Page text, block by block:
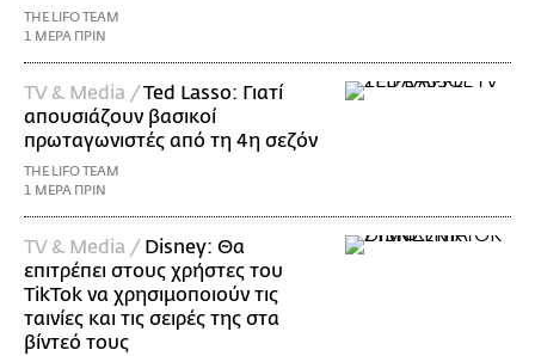
THE LIFO TEAM
1 ΜΕΡΑ ΠΡΙΝ
TV & Media /Ted Lasso: Γιατί
απουσιάζουν βασικοί
πρωταγωνιστές από τη 4η σεζόν
THE LIFO TEAM
1 ΜΕΡΑ ΠΡΙΝ
TV & Media / Disney: Θα
επιτρέπει στους χρήστες του
TikTok να χρησιμοποιούν τις
ταινίες και τις σειρές της στα
βίντεό τους